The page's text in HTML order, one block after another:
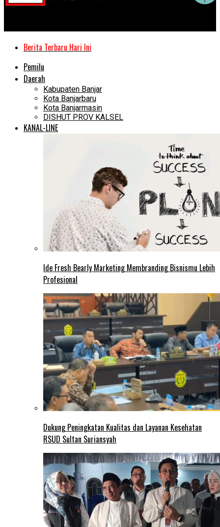
Berita Terbaru Hari Ini
Pemilu
Daerah
Kabupaten Banjar
Kota Banjarbaru
Kota Banjarmasin
DISHUT PROV KALSEL
KANAL-LINE
Ide Fresh Bearly Marketing Membranding Bisnismu Lebih
Profesional
Dukung Peningkatan Kualitas dan Layanan Kesehatan
RSUD Sultan Suriansyah